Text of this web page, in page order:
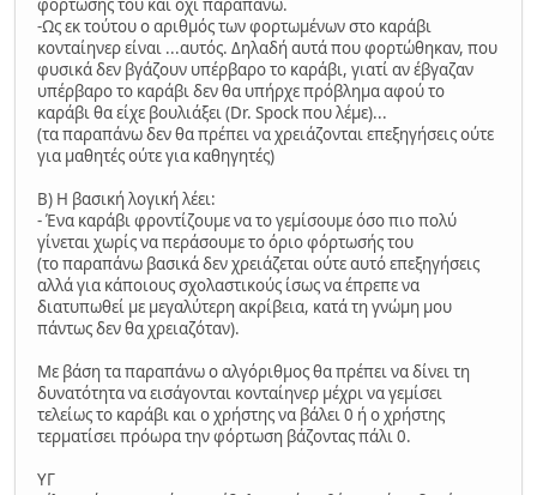
φόρτωσής του και όχι παραπάνω.
-Ως εκ τούτου ο αριθμός των φορτωμένων στο καράβι
κονταίηνερ είναι ...αυτός. Δηλαδή αυτά που φορτώθηκαν, που
φυσικά δεν βγάζουν υπέρβαρο το καράβι, γιατί αν έβγαζαν
υπέρβαρο το καράβι δεν θα υπήρχε πρόβλημα αφού το
καράβι θα είχε βουλιάξει (Dr. Spock που λέμε)...
(τα παραπάνω δεν θα πρέπει να χρειάζονται επεξηγήσεις ούτε
για μαθητές ούτε για καθηγητές)
B) Η βασική λογική λέει:
- Ένα καράβι φροντίζουμε να το γεμίσουμε όσο πιο πολύ
γίνεται χωρίς να περάσουμε το όριο φόρτωσής του
(το παραπάνω βασικά δεν χρειάζεται ούτε αυτό επεξηγήσεις
αλλά για κάποιους σχολαστικούς ίσως να έπρεπε να
διατυπωθεί με μεγαλύτερη ακρίβεια, κατά τη γνώμη μου
πάντως δεν θα χρειαζόταν).
Με βάση τα παραπάνω ο αλγόριθμος θα πρέπει να δίνει τη
δυνατότητα να εισάγονται κονταίηνερ μέχρι να γεμίσει
τελείως το καράβι και ο χρήστης να βάλει 0 ή ο χρήστης
τερματίσει πρόωρα την φόρτωση βάζοντας πάλι 0.
ΥΓ